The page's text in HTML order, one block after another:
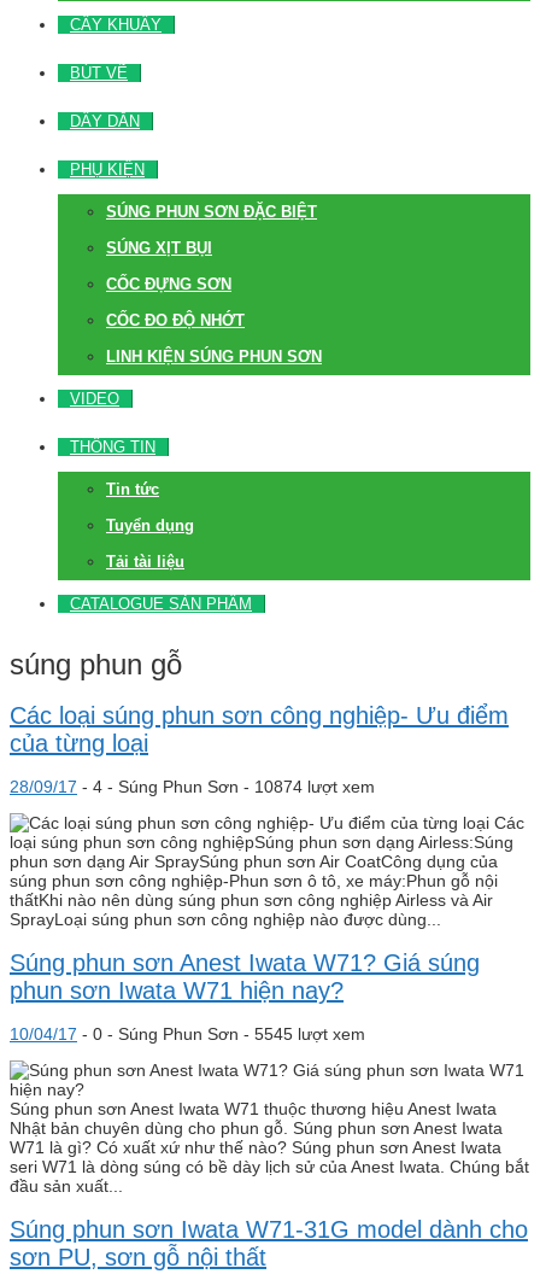
CÂY KHUẤY
BÚT VẼ
DÂY DẪN
PHỤ KIỆN
SÚNG PHUN SƠN ĐẶC BIỆT
SÚNG XỊT BỤI
CỐC ĐỰNG SƠN
CỐC ĐO ĐỘ NHỚT
LINH KIỆN SÚNG PHUN SƠN
VIDEO
THÔNG TIN
Tin tức
Tuyển dụng
Tải tài liệu
CATALOGUE SẢN PHẨM
súng phun gỗ
Các loại súng phun sơn công nghiệp- Ưu điểm
của từng loại
28/09/17 - 4 - Súng Phun Sơn - 10874 lượt xem
Các
loại súng phun sơn công nghiệpSúng phun sơn dạng Airless:Súng
phun sơn dạng Air SpraySúng phun sơn Air CoatCông dụng của
súng phun sơn công nghiệp-Phun sơn ô tô, xe máy:Phun gỗ nội
thấtKhi nào nên dùng súng phun sơn công nghiệp Airless và Air
SprayLoại súng phun sơn công nghiệp nào được dùng...
Súng phun sơn Anest Iwata W71? Giá súng
phun sơn Iwata W71 hiện nay?
10/04/17 - 0 - Súng Phun Sơn - 5545 lượt xem
Súng phun sơn Anest Iwata W71 thuộc thương hiệu Anest Iwata
Nhật bản chuyên dùng cho phun gỗ. Súng phun sơn Anest Iwata
W71 là gì? Có xuất xứ như thế nào? Súng phun sơn Anest Iwata
seri W71 là dòng súng có bề dày lịch sử của Anest Iwata. Chúng bắt
đầu sản xuất...
Súng phun sơn Iwata W71-31G model dành cho
sơn PU, sơn gỗ nội thất